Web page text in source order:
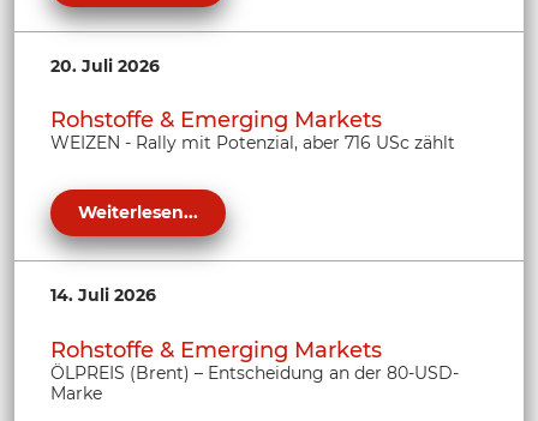
20. Juli 2026
Rohstoffe & Emerging Markets
WEIZEN - Rally mit Potenzial, aber 716 USc zählt
Weiterlesen...
14. Juli 2026
Rohstoffe & Emerging Markets
ÖLPREIS (Brent) – Entscheidung an der 80-USD-
Marke